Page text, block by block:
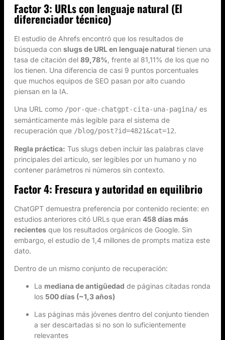
Factor 3: URLs con lenguaje natural (El
diferenciador técnico)
El estudio de Ahrefs encontró que los resultados de
búsqueda con slugs de URL en lenguaje natural tienen una
tasa de citación del 89,78% , frente al 81,11% de los que no
los tienen. Una diferencia de casi 9 puntos porcentuales
que muchos equipos de SEO pasan por alto cuando
piensan en la IA.
Una URL como /por-que-chatgpt-cita-una-pagina/ es
semánticamente más legible para el sistema de
recuperación que /blog/post?id=4821&cat=12.
Regla práctica: Tus slugs deben incluir las palabras clave
principales del artículo, ser legibles por un humano y no
contener parámetros ni números sin contexto.
Factor 4: Frescura y autoridad en equilibrio
ChatGPT demuestra preferencia por contenido reciente: en
estudios anteriores citó URLs que eran 458 días más
recientes que los resultados orgánicos de Google. Sin
embargo, el estudio de 1,4 millones de prompts matiza este
dato.
Dentro de un mismo conjunto de recuperación:
La mediana de antigüedad de páginas citadas ronda
los 500 días (~1,3 años)
Las páginas más jóvenes dentro del conjunto tienden
a ser descartadas si no son lo suficientemente
relevantes